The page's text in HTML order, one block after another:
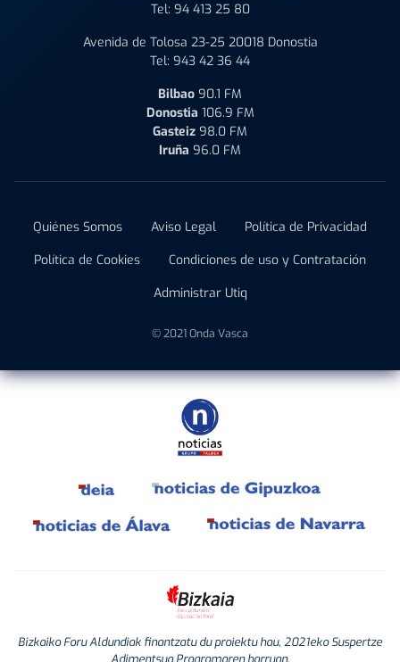
Tel: 94 413 25 80
Avenida de Tolosa 23-25 20018 Donostia
Tel: 943 42 36 44
Bilbao 90.1 FM
Donostia 106.9 FM
Gasteiz 98.0 FM
Iruña 96.0 FM
Quiénes Somos Aviso Legal
Política de Privacidad
Política de Cookies
Condiciones de uso y Contratación
Administrar Utiq
© 2021 Onda Vasca
Bizkaiko Foru Aldundiak finantzatu du proiektu hau, 2021eko Suspertze